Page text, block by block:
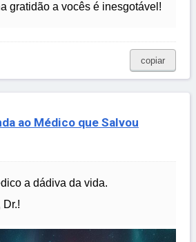
gratidão a vocês é inesgotável!
copiar
ao Médico que Salvou
a dádiva da vida.